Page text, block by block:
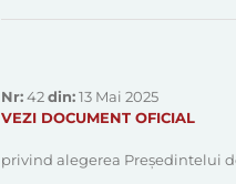
Nr:42din:13 Mai 2025
VEZI DOCUMENT OFICIAL
privind alegerea Președintelui